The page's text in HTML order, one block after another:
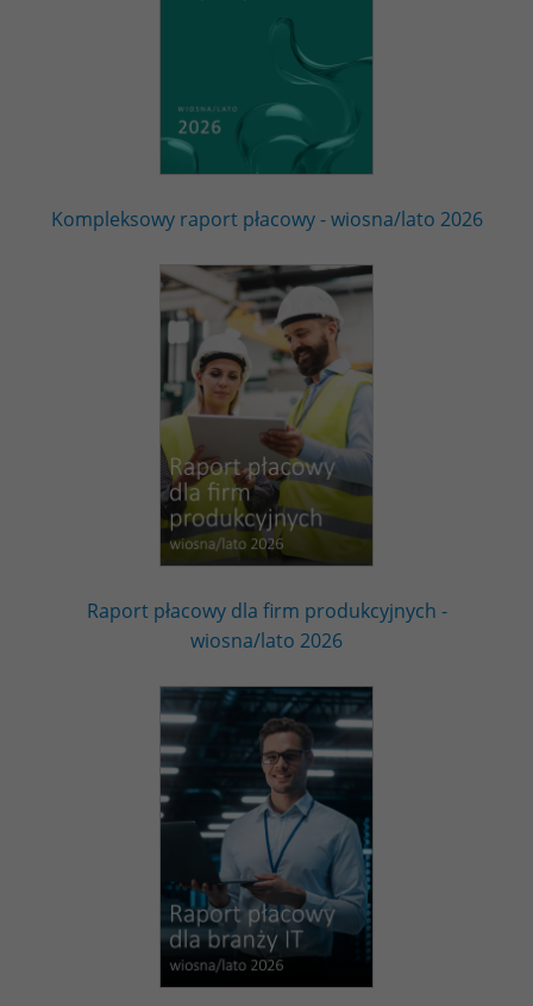
Kompleksowy raport płacowy - wiosna/lato 2026
Raport płacowy dla firm produkcyjnych -
wiosna/lato 2026